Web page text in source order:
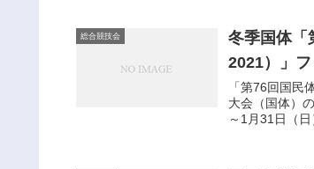
総合競技会
冬季国体「
2021）」
「第76回国民
大会（国体）
～1月31日（